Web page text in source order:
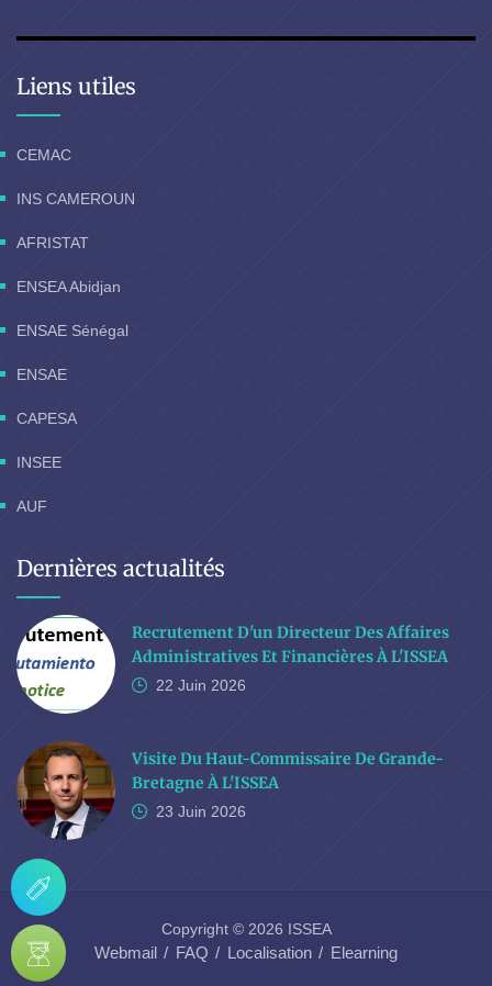
Liens utiles
CEMAC
INS CAMEROUN
AFRISTAT
ENSEA Abidjan
ENSAE Sénégal
ENSAE
CAPESA
INSEE
AUF
Dernières actualités
Recrutement D'un Directeur Des Affaires
Administratives Et Financières À L'ISSEA
22 Juin 2026
Visite Du Haut-Commissaire De Grande-
Bretagne À L'ISSEA
23 Juin 2026
Copyright © 2026 ISSEA
Webmail FAQ Localisation Elearning